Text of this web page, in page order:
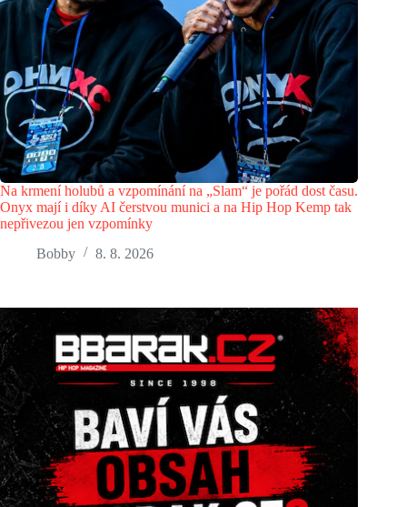
Na krmení holubů a vzpomínání na „Slam“ je pořád dost času.
Onyx mají i díky AI čerstvou munici a na Hip Hop Kemp tak
nepřivezou jen vzpomínky
Bobby
8. 8. 2026